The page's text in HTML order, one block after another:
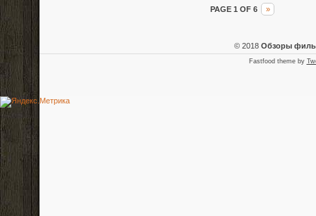
PAGE 1 OF 6 »
© 2018 Обзоры
Fastfood theme by